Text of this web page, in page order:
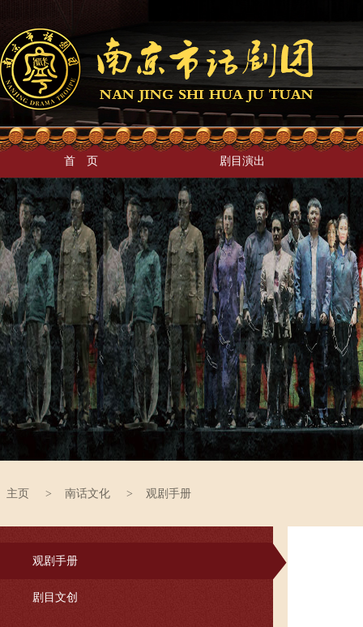
首 页 剧目演出
主页 > 南话文化 > 观剧手册
观剧手册
剧目文创